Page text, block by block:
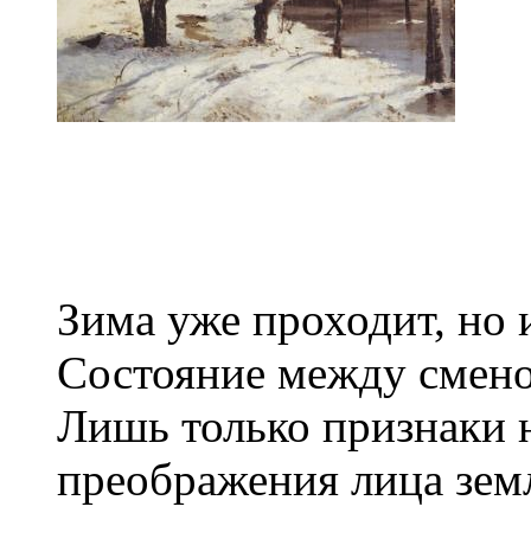
Зима уже проходит, но
Состояние между
Лишь только признаки
преображения лица